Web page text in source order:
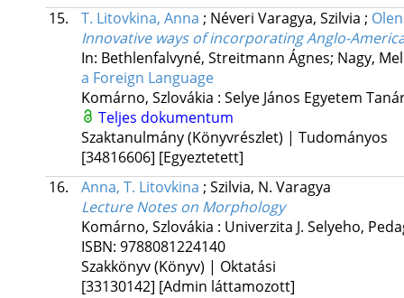
15.
T. Litovkina, Anna ; Néveri Varagya, Szilvia ;
Innovative ways of incorporating Anglo-
In: Bethlenfalvyné, Streitmann Ágnes; Nagy,
a Foreign Language
Komárno, Szlovákia : Selye János Egyetem
Teljes dokumentum
Szaktanulmány (Könyvrészlet) | Tudományos
[34816606] [Egyeztetett]
16.
Anna, T. Litovkina ; Szilvia, N. Varagya
Lecture Notes on Morphology
Komárno, Szlovákia : Univerzita J. Selyeho,
ISBN: 9788081224140
Szakkönyv (Könyv) | Oktatási
[33130142] [Admin láttamozott]